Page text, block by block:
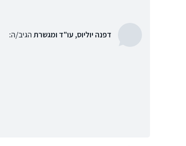
דפנה יוליוס, עו"ד ומגשרתהגיב/ה: